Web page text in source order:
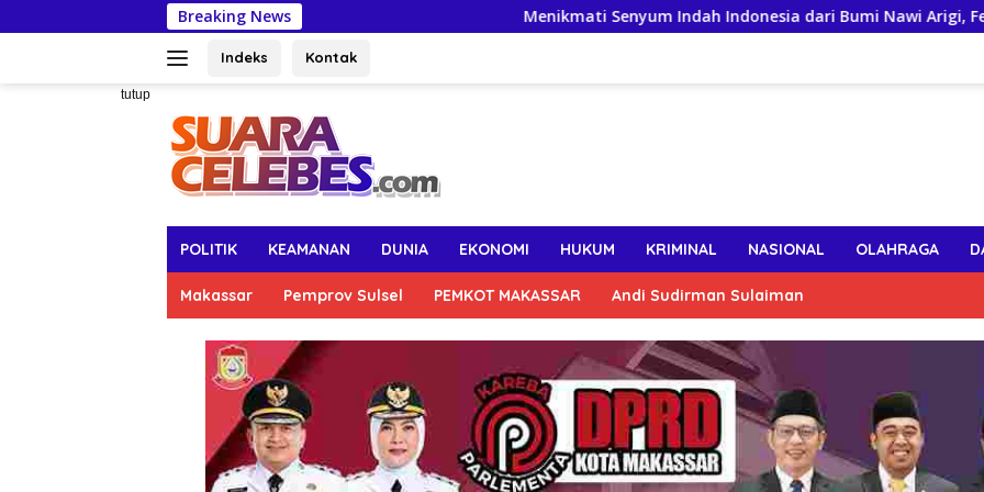
ke
Breaking News Menikmati Senyum Indah Indonesia dari Bumi Nawi Arigi, Festival
Indeks Kontak
tutup
POLITIK KEAMANAN DUNIA EKONOMI HUKUM KRIMINAL NASIONAL OLAHRAGA
Makassar Pemprov Sulsel PEMKOT MAKASSAR Andi Sudirman Sulaiman